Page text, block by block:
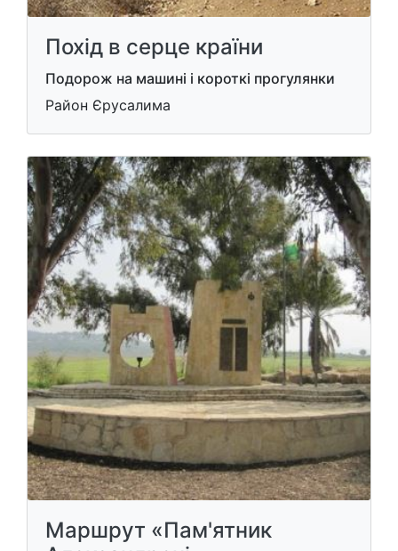
Похід в серце країни
Подорож на машині і короткі прогулянки
Район Єрусалима
Маршрут «Пам'ятник